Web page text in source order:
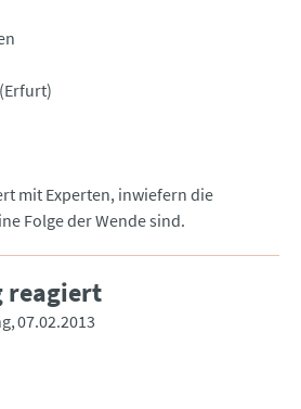
mit Experten, inwiefern die
Folge der Wende sind.
reagiert
07.02.2013